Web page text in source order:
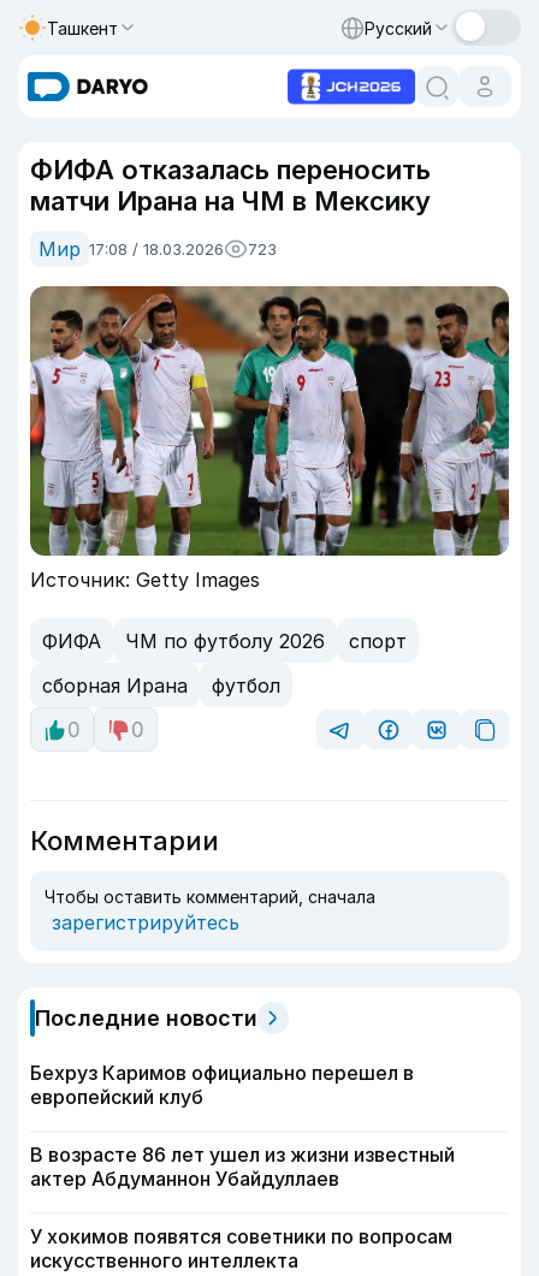
Ташкент Русский
ФИФА отказалась переносить
матчи Ирана на ЧМ в Мексику
Мир 17:08 / 18.03.2026 723
Источник: Getty Images
ФИФА ЧМ по футболу 2026
спорт
сборная Ирана
футбол
0
0
Комментарии
Чтобы оставить комментарий, сначала
зарегистрируйтесь
Последние новости
Бехруз Каримов официально перешел в
европейский клуб
В возрасте 86 лет ушел из жизни известный
актер Абдуманнон Убайдуллаев
У хокимов появятся советники по вопросам
искусственного интеллекта